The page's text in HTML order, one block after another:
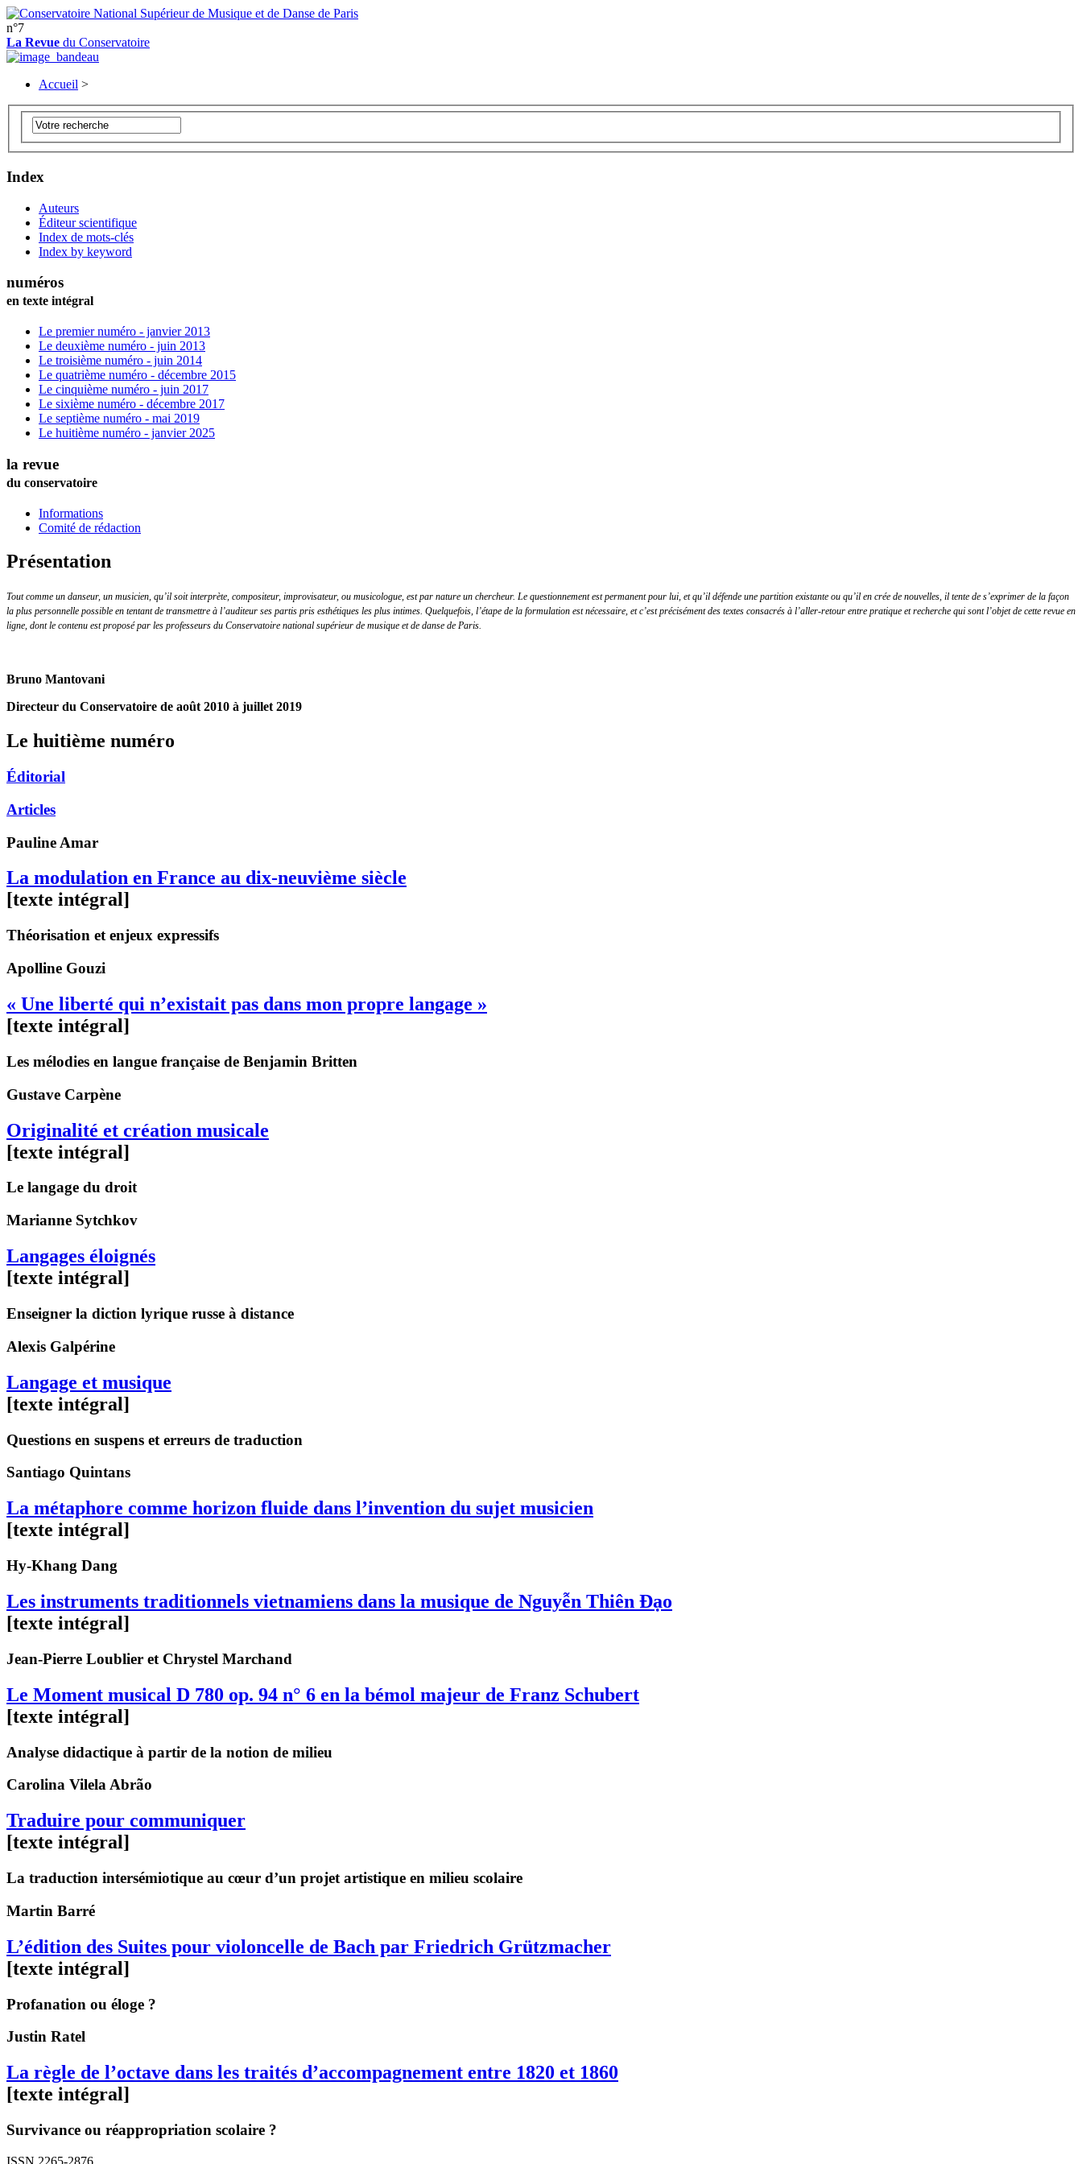
n°7
La Revue du Conservatoire
Accueil >
Index
Auteurs
Éditeur scientifique
Index de mots-clés
Index by keyword
numéros
en texte intégral
Le premier numéro - janvier 2013
Le deuxième numéro - juin 2013
Le troisième numéro - juin 2014
Le quatrième numéro - décembre 2015
Le cinquième numéro - juin 2017
Le sixième numéro - décembre 2017
Le septième numéro - mai 2019
Le huitième numéro - janvier 2025
la revue
du conservatoire
Informations
Comité de rédaction
Présentation
Tout comme un danseur, un musicien, qu’il soit interprète, compositeur, improvisateur, ou musicologue, est par nature un chercheur. Le questionnement est permanent pour lui, et qu’il défende une partition existante ou qu’il en crée de nouvelles, il tente de s’exprimer de la façon
la plus personnelle possible en tentant de transmettre à l’auditeur ses partis pris esthétiques les plus intimes. Quelquefois, l’étape de la formulation est nécessaire, et c’est précisément des textes consacrés à l’aller-retour entre pratique et recherche qui sont l’objet de cette revue en
ligne, dont le contenu est proposé par les professeurs du Conservatoire national supérieur de musique et de danse de Paris.
Bruno Mantovani
Directeur du Conservatoire de août 2010 à juillet 2019
Le huitième numéro
Éditorial
Articles
Pauline Amar
La modulation en France au dix-neuvième siècle
[texte intégral]
Théorisation et enjeux expressifs
Apolline Gouzi
« Une liberté qui n’existait pas dans mon propre langage »
[texte intégral]
Les mélodies en langue française de Benjamin Britten
Gustave Carpène
Originalité et création musicale
[texte intégral]
Le langage du droit
Marianne Sytchkov
Langages éloignés
[texte intégral]
Enseigner la diction lyrique russe à distance
Alexis Galpérine
Langage et musique
[texte intégral]
Questions en suspens et erreurs de traduction
Santiago Quintans
La métaphore comme horizon fluide dans l’invention du sujet musicien
[texte intégral]
Hy-Khang Dang
Les instruments traditionnels vietnamiens dans la musique de Nguyễn Thiên Đạo
[texte intégral]
Jean-Pierre Loublier et Chrystel Marchand
Le Moment musical D 780 op. 94 n° 6 en la bémol majeur de Franz Schubert
[texte intégral]
Analyse didactique à partir de la notion de milieu
Carolina Vilela Abrão
Traduire pour communiquer
[texte intégral]
La traduction intersémiotique au cœur d’un projet artistique en milieu scolaire
Martin Barré
L’édition des Suites pour violoncelle de Bach par Friedrich Grützmacher
[texte intégral]
Profanation ou éloge ?
Justin Ratel
La règle de l’octave dans les traités d’accompagnement entre 1820 et 1860
[texte intégral]
Survivance ou réappropriation scolaire ?
ISSN 2265-2876